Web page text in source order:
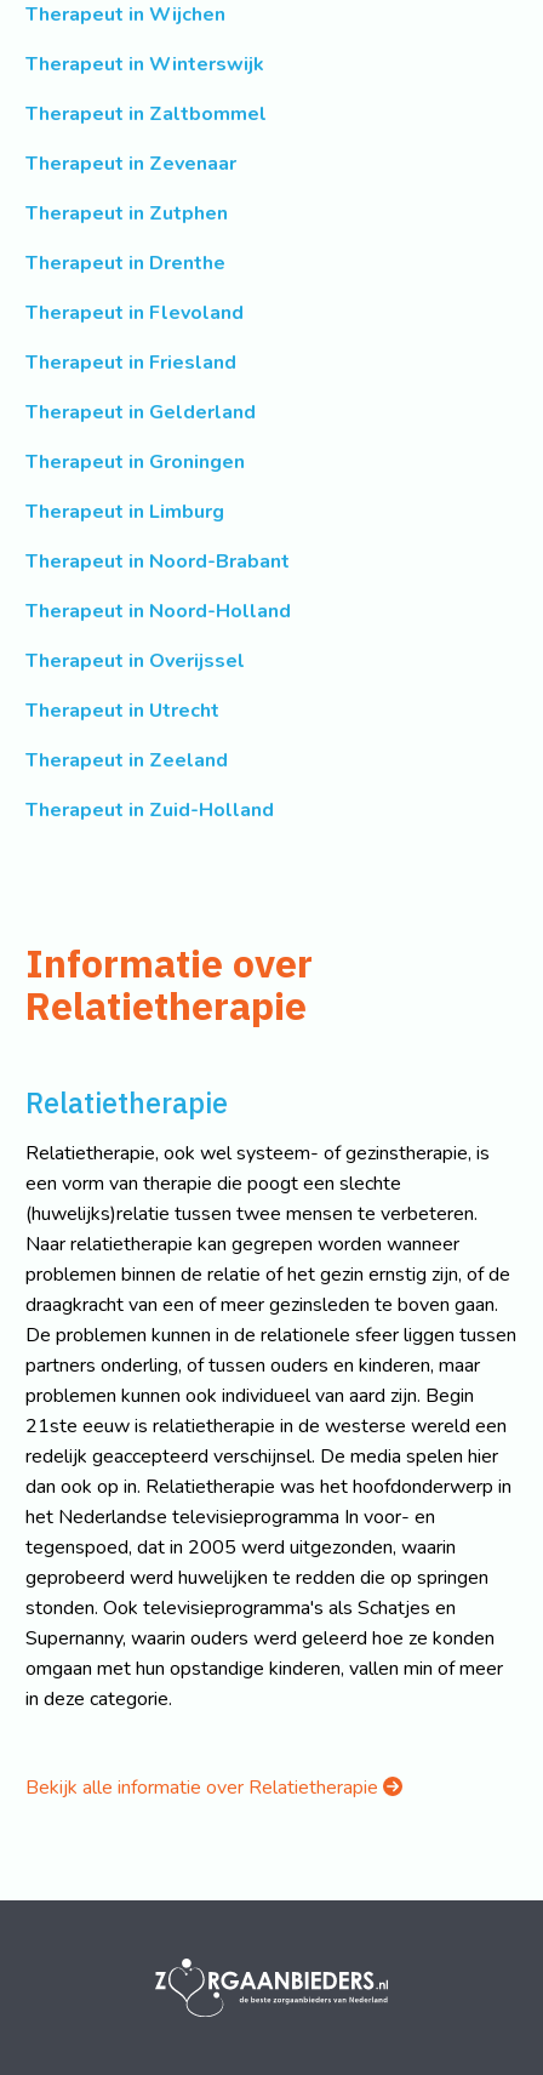
Therapeut in Wijchen
Therapeut in Winterswijk
Therapeut in Zaltbommel
Therapeut in Zevenaar
Therapeut in Zutphen
Therapeut in Drenthe
Therapeut in Flevoland
Therapeut in Friesland
Therapeut in Gelderland
Therapeut in Groningen
Therapeut in Limburg
Therapeut in Noord-Brabant
Therapeut in Noord-Holland
Therapeut in Overijssel
Therapeut in Utrecht
Therapeut in Zeeland
Therapeut in Zuid-Holland
Informatie over
Relatietherapie
Relatietherapie
Relatietherapie, ook wel systeem- of gezinstherapie, is
een vorm van therapie die poogt een slechte
(huwelijks)relatie tussen twee mensen te verbeteren.
Naar relatietherapie kan gegrepen worden wanneer
problemen binnen de relatie of het gezin ernstig zijn, of de
draagkracht van een of meer gezinsleden te boven gaan.
De problemen kunnen in de relationele sfeer liggen tussen
partners onderling, of tussen ouders en kinderen, maar
problemen kunnen ook individueel van aard zijn. Begin
21ste eeuw is relatietherapie in de westerse wereld een
redelijk geaccepteerd verschijnsel. De media spelen hier
dan ook op in. Relatietherapie was het hoofdonderwerp in
het Nederlandse televisieprogramma In voor- en
tegenspoed, dat in 2005 werd uitgezonden, waarin
geprobeerd werd huwelijken te redden die op springen
stonden. Ook televisieprogramma's als Schatjes en
Supernanny, waarin ouders werd geleerd hoe ze konden
omgaan met hun opstandige kinderen, vallen min of meer
in deze categorie.
Bekijk alle informatie over Relatietherapie